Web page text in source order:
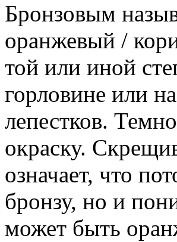
Бронзовым
оранжевый /
той или иной
горловине или
лепестков.
окраску.
означает, что
бронзу, но и
может быть